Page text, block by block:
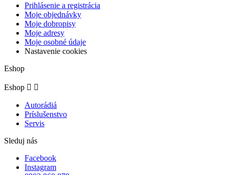
Prihlásenie a registrácia
Moje objednávky
Moje dobropisy
Moje adresy
Moje osobné údaje
Nastavenie cookies
Eshop
Eshop  
Autorádiá
Príslušenstvo
Servis
Sleduj nás
Facebook
Instagram